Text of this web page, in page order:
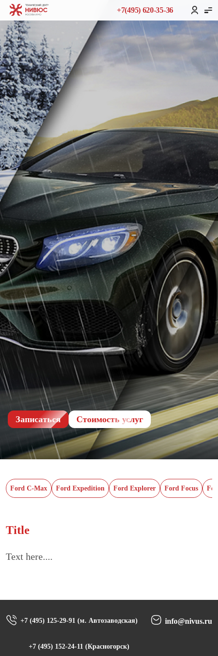
+7(495) 620-35-36
Записаться Cтоимость услуг
Ford C-Max Ford Expedition Ford Explorer Ford Focus
Title
Text here....
+7 (495) 125-29-91 (м. Автозаводская)
+7 (495) 152-24-11 (Красногорск)
info@nivus.ru